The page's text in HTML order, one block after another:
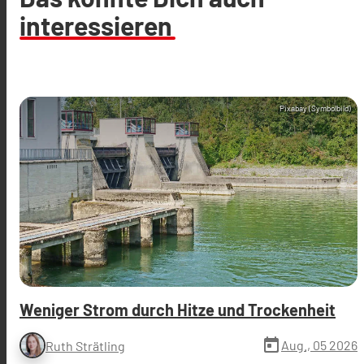
interessieren
Pixabay (Symbolbild)
Weniger Strom durch Hitze und Trockenheit
Ruth Strätling today Aug., 05 2026